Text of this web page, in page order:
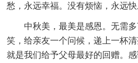
愁，永远幸福。没有烦恼，永远快
中秋美，最美是感恩。无需
笑，给亲友一个问候，递上一杯
就是我们给予父母最好的回赠。